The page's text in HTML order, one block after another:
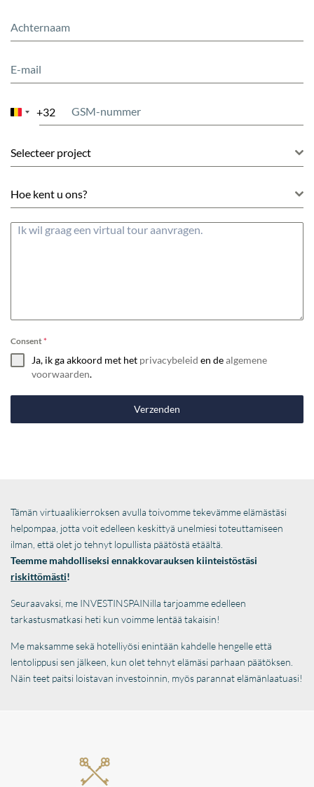
Belgium
+32
Selecteer project
Hoe kent u ons?
Consent*
Ja, ik ga akkoord met het privacybeleid en dealgemene
voorwaarden.
Verzenden
Tämän virtuaalikierroksen avulla toivomme tekevämme elämästäsi
helpompaa, jotta voit edelleen keskittyä unelmiesi toteuttamiseen
ilman, että olet jo tehnyt lopullista päätöstä etäältä.
Teemme mahdolliseksi ennakkovarauksen kiinteistöstäsi
riskittömästi!
Seuraavaksi, me INVESTINSPAINilla tarjoamme edelleen
tarkastusmatkasi heti kun voimme lentää takaisin!
Me maksamme sekä hotelliyösi enintään kahdelle hengelle että
lentolippusi sen jälkeen, kun olet tehnyt elämäsi parhaan päätöksen.
Näin teet paitsi loistavan investoinnin, myös parannat elämänlaatuasi!